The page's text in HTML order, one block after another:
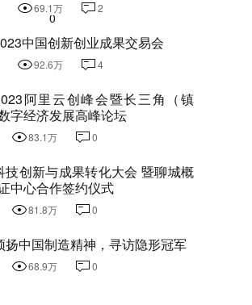
69.1万 2
中国创新创业成果交易会
92.6万 4
阿里云创峰会暨长三角（镇
字经济发展高峰论坛
83.1万 0
技创新与成果转化大会 暨聊城概
中心合作签约仪式
81.8万 0
扬中国制造精神，寻访隐形冠军
68.9万 0